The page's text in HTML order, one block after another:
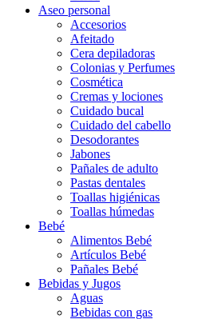
Aseo personal
Accesorios
Afeitado
Cera depiladoras
Colonias y Perfumes
Cosmética
Cremas y lociones
Cuidado bucal
Cuidado del cabello
Desodorantes
Jabones
Pañales de adulto
Pastas dentales
Toallas higiénicas
Toallas húmedas
Bebé
Alimentos Bebé
Artículos Bebé
Pañales Bebé
Bebidas y Jugos
Aguas
Bebidas con gas